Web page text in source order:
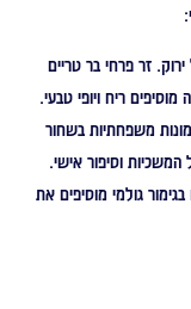
זר פרחי בר טריים
ריח ויופי טבעי.
משפחתיות בשחור
וסיפור אישי.
גולמי מוסיפים את